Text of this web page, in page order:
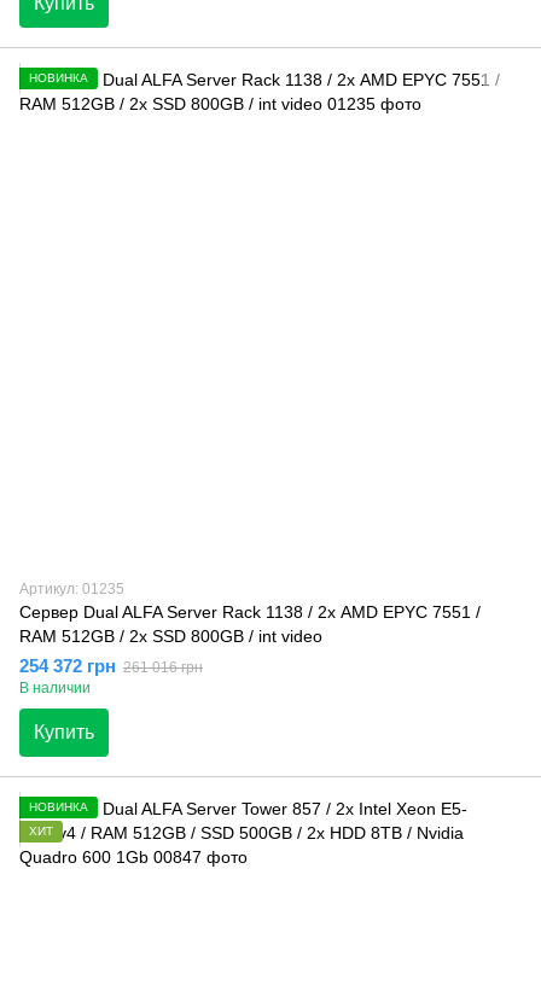
НОВИНКА
Артикул: 01235
Сервер Dual ALFA Server Rack 1138 / 2х AMD EPYC 7551 /
RAM 512GB / 2х SSD 800GB / int video
254 372 грн 261 016 грн
В наличии
Купить
НОВИНКА
ХИТ